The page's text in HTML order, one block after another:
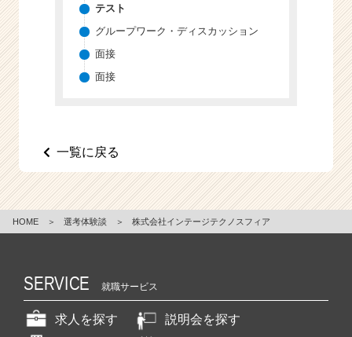
ャ
e
e
テスト
グループワーク・ディスカッション
面接
面接
一覧に戻る
HOME ＞ 選考体験談 ＞ 株式会社インテージテクノスフィア
SERVICE 就職サービス
求人を探す
説明会を探す